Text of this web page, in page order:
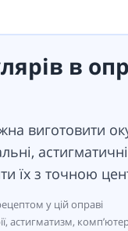
в
виготовити
їх з точною
у цій оправі
астигматизм,